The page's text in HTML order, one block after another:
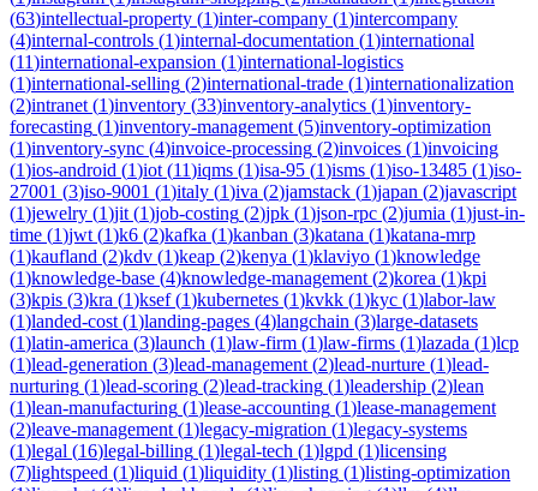
(63)intellectual-property (1)inter-company (1)intercompany
(4)internal-controls (1)internal-documentation (1)international
(11)international-expansion (1)international-logistics
(1)international-selling (2)international-trade (1)internationalization
(2)intranet (1)inventory (33)inventory-analytics (1)inventory-
forecasting (1)inventory-management (5)inventory-optimization
(1)inventory-sync (4)invoice-processing (2)invoices (1)invoicing
(1)ios-android (1)iot (11)iqms (1)isa-95 (1)isms (1)iso-13485 (1)iso-
27001 (3)iso-9001 (1)italy (1)iva (2)jamstack (1)japan (2)javascript
(1)jewelry (1)jit (1)job-costing (2)jpk (1)json-rpc (2)jumia (1)just-in-
time (1)jwt (1)k6 (2)kafka (1)kanban (3)katana (1)katana-mrp
(1)kaufland (2)kdv (1)keap (2)kenya (1)klaviyo (1)knowledge
(1)knowledge-base (4)knowledge-management (2)korea (1)kpi
(3)kpis (3)kra (1)ksef(1)kubernetes (1)kvkk (1)kyc (1)labor-law
(1)landed-cost (1)landing-pages (4)langchain (3)large-datasets
(1)latin-america (3)launch (1)law-firm (1)law-firms (1)lazada (1)lcp
(1)lead-generation (3)lead-management (2)lead-nurture (1)lead-
nurturing (1)lead-scoring (2)lead-tracking (1)leadership (2)lean
(1)lean-manufacturing (1)lease-accounting (1)lease-management
(2)leave-management (1)legacy-migration (1)legacy-systems
(1)legal (16)legal-billing (1)legal-tech (1)lgpd (1)licensing
(7)lightspeed (1)liquid (1)liquidity (1)listing (1)listing-optimization